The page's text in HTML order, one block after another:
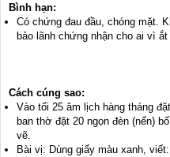
Bình hạn:
Có chứng đau đầu, chóng mặt.
bảo lãnh chứng nhận cho ai vì
Cách cúng sao:
Vào tối 25 âm lịch hàng tháng
ban thờ đặt 20 ngọn đèn (nến)
vẽ.
Bài vị: Dùng giấy màu xanh,